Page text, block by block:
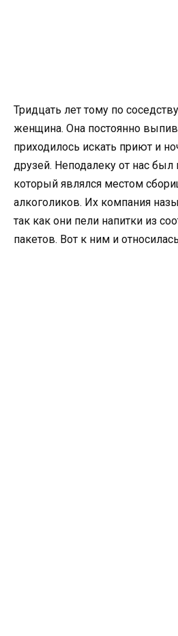
Тридцать лет тому по
женщина. Она постоянно
приходилось искать приют и
друзей. Неподалеку от нас
который являлся местом
алкоголиков. Их компания
так как они пели напитки из
пакетов. Вот к ним и